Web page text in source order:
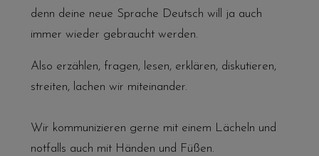
denn deine neue Sprache Deutsch will ja auch
immer wieder gebraucht werden.
Also erzählen, fragen, lesen, erklären, diskutieren,
streiten, lachen wir miteinander.
Wir kommunizieren gerne mit einem Lächeln und
notfalls auch mit Händen und Füßen.